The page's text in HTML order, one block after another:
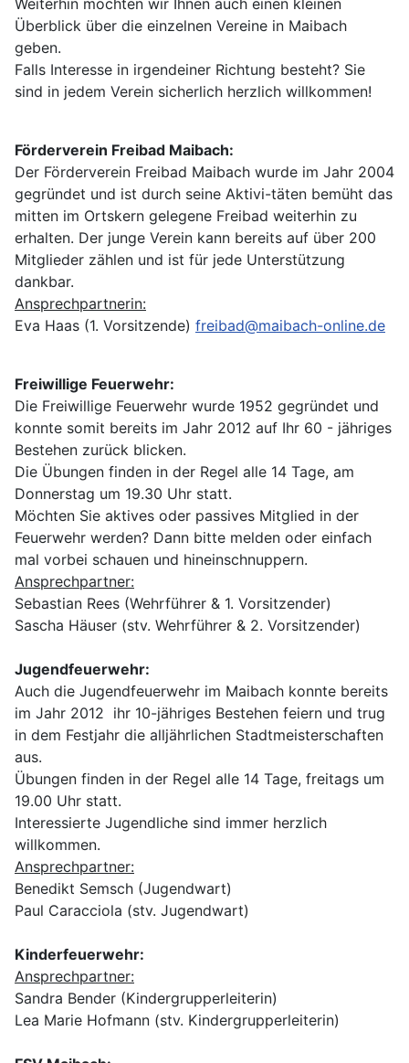
Weiterhin möchten wir Ihnen auch einen kleinen
Überblick über die einzelnen Vereine in Maibach
geben.
Falls Interesse in irgendeiner Richtung besteht? Sie
sind in jedem Verein sicherlich herzlich willkommen!
Förderverein Freibad Maibach:
Der Förderverein Freibad Maibach wurde im Jahr 2004
gegründet und ist durch seine Aktivi-täten bemüht das
mitten im Ortskern gelegene Freibad weiterhin zu
erhalten. Der junge Verein kann bereits auf über 200
Mitglieder zählen und ist für jede Unterstützung
dankbar.
Ansprechpartnerin:
Eva Haas (1. Vorsitzende) freibad@maibach-online.de
Freiwillige Feuerwehr:
Die Freiwillige Feuerwehr wurde 1952 gegründet und
konnte somit bereits im Jahr 2012 auf Ihr 60 - jähriges
Bestehen zurück blicken.
Die Übungen finden in der Regel alle 14 Tage, am
Donnerstag um 19.30 Uhr statt.
Möchten Sie aktives oder passives Mitglied in der
Feuerwehr werden? Dann bitte melden oder einfach
mal vorbei schauen und hineinschnuppern.
Ansprechpartner:
Sebastian Rees (Wehrführer & 1. Vorsitzender)
Sascha Häuser (stv. Wehrführer & 2. Vorsitzender)
Jugendfeuerwehr:
Auch die Jugendfeuerwehr im Maibach konnte bereits
im Jahr 2012 ihr 10-jähriges Bestehen feiern und trug
in dem Festjahr die alljährlichen Stadtmeisterschaften
aus.
Übungen finden in der Regel alle 14 Tage, freitags um
19.00 Uhr statt.
Interessierte Jugendliche sind immer herzlich
willkommen.
Ansprechpartner:
Benedikt Semsch (Jugendwart)
Paul Caracciola (stv. Jugendwart)
Kinderfeuerwehr:
Ansprechpartner:
Sandra Bender (Kindergrupperleiterin)
Lea Marie Hofmann (stv. Kindergrupperleiterin)